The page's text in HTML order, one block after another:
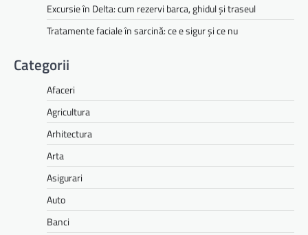
Excursie în Delta: cum rezervi barca, ghidul și traseul
Tratamente faciale în sarcină: ce e sigur și ce nu
Categorii
Afaceri
Agricultura
Arhitectura
Arta
Asigurari
Auto
Banci